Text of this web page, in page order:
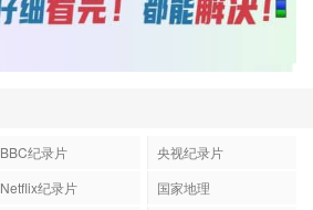
BBC纪录片
央视纪录片
Netflix纪录片
国家地理